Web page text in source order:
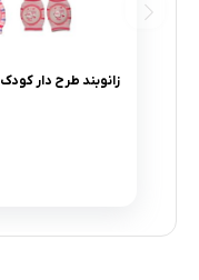
زانوبند طرح دار کودک child care